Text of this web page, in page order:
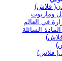
فلاش)
وماريوت
في العالم
السائلة
فلاش)